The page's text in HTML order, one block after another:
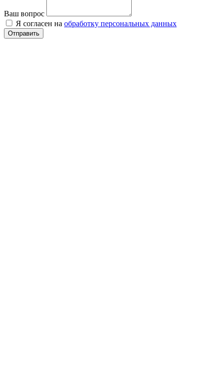
Ваш вопрос
Я согласен на обработку персональных данных
Отправить